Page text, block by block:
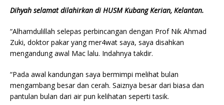
Dihyah selamat dilahirkan di HUSM Kubang Kerian, Kelantan.
“Alhamdulillah selepas perbincangan dengan Prof Nik Ahmad
Zuki, doktor pakar yang mer4wat saya, saya disahkan
mengandung awal Mac lalu. Indahnya takdir.
“Pada awal kandungan saya bermimpi melihat bulan
mengambang besar dan cerah. Saiznya besar dari biasa dan
pantulan bulan dari air pun kelihatan seperti tasik.